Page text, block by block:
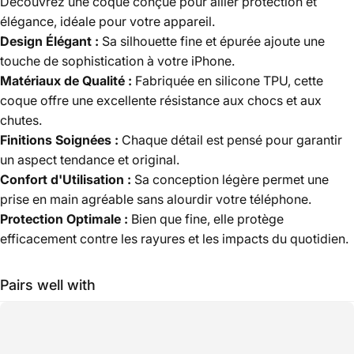
élégance, idéale pour votre appareil.
Design Élégant : Sa silhouette fine et épurée ajoute une
touche de sophistication à votre iPhone.
Matériaux de Qualité : Fabriquée en silicone TPU, cette
coque offre une excellente résistance aux chocs et aux
chutes.
Finitions Soignées : Chaque détail est pensé pour garantir
un aspect tendance et original.
Confort d'Utilisation : Sa conception légère permet une
prise en main agréable sans alourdir votre téléphone.
Protection Optimale : Bien que fine, elle protège
efficacement contre les rayures et les impacts du quotidien.
Pairs well with